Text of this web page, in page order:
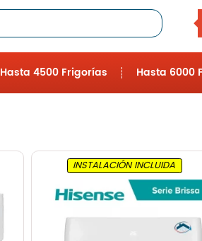
Hasta 4500 Frigorías Hasta 6000
INSTALACIÓN INCLUIDA